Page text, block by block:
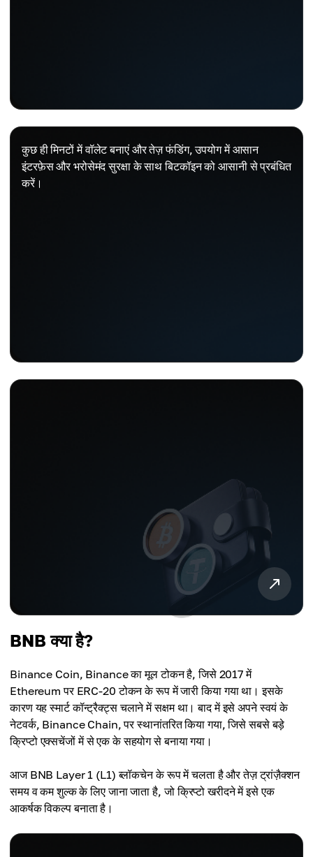
कुछ ही मिनटों में वॉलेट बनाएं और तेज़ फंडिंग, उपयोग में आसान
इंटरफ़ेस और भरोसेमंद सुरक्षा के साथ बिटकॉइन को आसानी से प्रबंधित
करें।
BNB क्या है?
Binance Coin, Binance का मूल टोकन है, जिसे 2017 में
Ethereum पर ERC-20 टोकन के रूप में जारी किया गया था। इसके
कारण यह स्मार्ट कॉन्ट्रैक्ट्स चलाने में सक्षम था। बाद में इसे अपने स्वयं के
नेटवर्क, Binance Chain, पर स्थानांतरित किया गया, जिसे सबसे बड़े
क्रिप्टो एक्सचेंजों में से एक के सहयोग से बनाया गया।
आज BNB Layer 1 (L1) ब्लॉकचेन के रूप में चलता है और तेज़ ट्रांज़ैक्शन
समय व कम शुल्क के लिए जाना जाता है, जो क्रिप्टो खरीदने में इसे एक
आकर्षक विकल्प बनाता है।